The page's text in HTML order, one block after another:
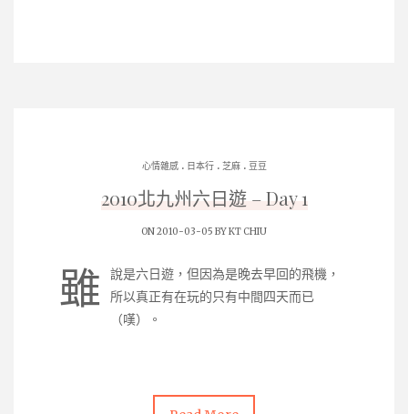
心情雜感. 日本行. 芝麻. 豆豆
2010北九州六日遊 – Day 1
ON 2010-03-05 BYKT CHIU
雖
說是六日遊，但因為是晚去早回的飛機，
所以真正有在玩的只有中間四天而已
（嘆）。